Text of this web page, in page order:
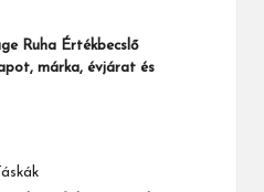
Ruha Értékbecslő
márka, évjárat és